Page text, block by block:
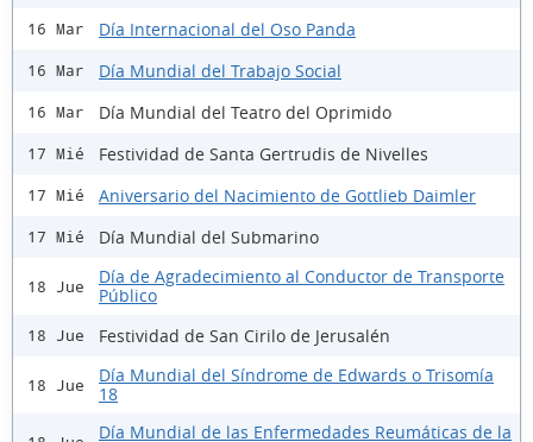
16 Mar Día Internacional del Oso Panda
16 Mar Día Mundial del Trabajo Social
16 Mar Día Mundial del Teatro del Oprimido
17 Mié Festividad de Santa Gertrudis de Nivelles
17 Mié Aniversario del Nacimiento de Gottlieb Daimler
17 Mié Día Mundial del Submarino
18 Jue
Día de Agradecimiento al Conductor de Transporte
Público
18 Jue Festividad de San Cirilo de Jerusalén
18 Jue
Día Mundial del Síndrome de Edwards o Trisomía
18
Día Mundial de las Enfermedades Reumáticas de la